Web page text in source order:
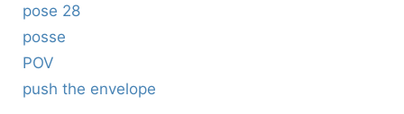
pose 28
posse
POV
push the envelope